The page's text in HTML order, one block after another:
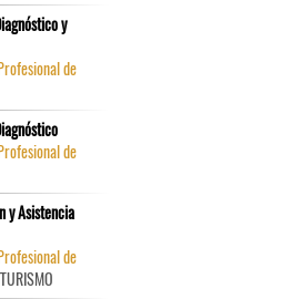
y
de
de
y Asistencia
de